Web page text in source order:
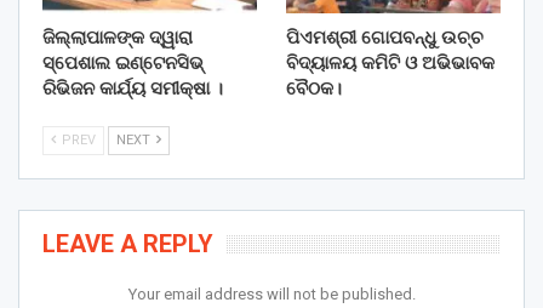
ଜିଲ୍ଲାପାଳଙ୍କ ଦ୍ୱାରା
ସ୍ପେଶାଲ ଇଣ୍ଟେନସିଭ୍
ରିଭିଜନ କାର୍ଯ୍ୟ ସମୀକ୍ଷା ।
ପିଏମଶ୍ରୀ ଗୋପବନ୍ଧୁ ଉଚ୍ଚ
ବିଦ୍ୟାଳୟ କମିଟି ଓ ଅଭିଭାବକ
ବୈଠକ।
PREV NEXT
LEAVE A REPLY
Your email address will not be published.